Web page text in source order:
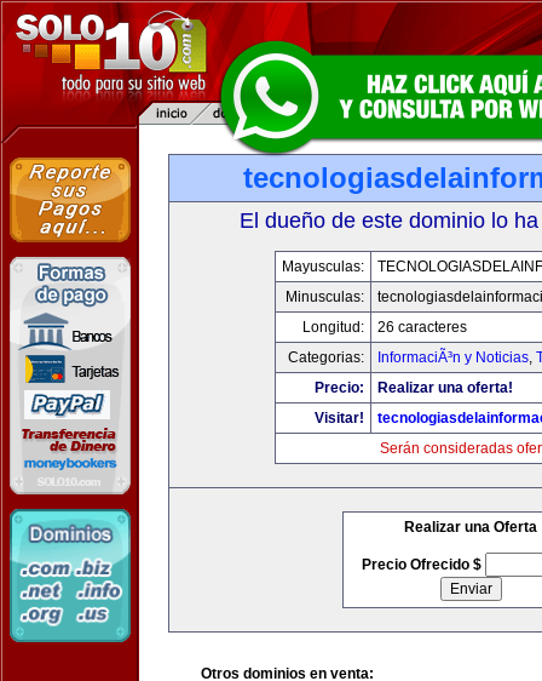
El dueño de este dominio lo
Mayusculas:
Minusculas:
Longitud:
26 caracteres
Categorias:
InformaciÃ³n y Noticias,
Precio:
Realizar una oferta!
Visitar!
Serán consideradas
Realizar una Oferta
Precio Ofrecido $
Otros dominios en venta: